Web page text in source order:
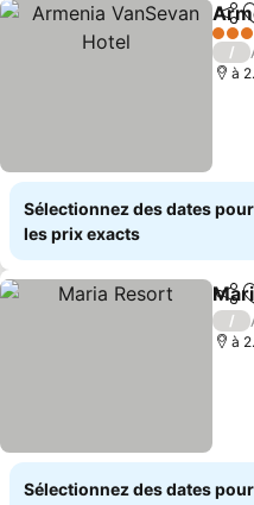
3
/
à
Sélectionnez des dates
les prix exacts
/
à
Sélectionnez des dates